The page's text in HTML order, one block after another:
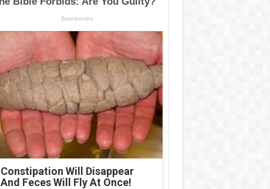
Constipation Will Disappear
And Feces Will Fly At Once!